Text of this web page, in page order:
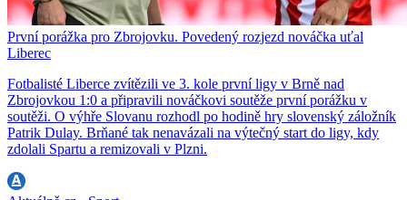
První porážka pro Zbrojovku. Povedený rozjezd nováčka uťal
Liberec
Fotbalisté Liberce zvítězili ve 3. kole první ligy v Brně nad
Zbrojovkou 1:0 a připravili nováčkovi soutěže první porážku v
soutěži. O výhře Slovanu rozhodl po hodině hry slovenský záložník
Patrik Dulay. Brňané tak nenavázali na výtečný start do ligy, kdy
zdolali Spartu a remizovali v Plzni.